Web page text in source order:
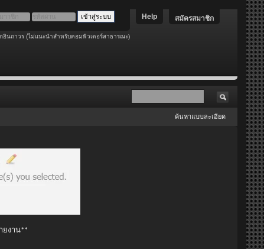
สมัครสมาชิก
Help
อินถาวร (ไม่แนะนำสำหรับคอมพิวเตอร์สาธารณะ)
ค้นหาแบบละเอียด
ยงาน**